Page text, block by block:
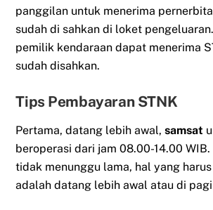
panggilan untuk menerima
sudah di sahkan di loket
pemilik kendaraan dapat menerima
sudah disahkan.
Tips Pembayaran STNK
Pertama, datang lebih awal,samsat
beroperasi dari jam 08.00-14.00
tidak menunggu lama, hal yang
adalah datang lebih awal atau di